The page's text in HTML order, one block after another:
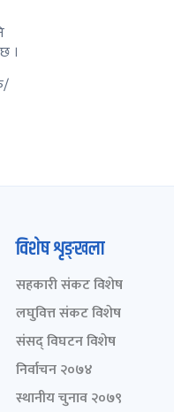
।
विशेष शृङ्खला
सहकारी संकट विशेष
लघुवित्त संकट विशेष
संसद् विघटन विशेष
निर्वाचन २०७४
स्थानीय चुनाव २०७९